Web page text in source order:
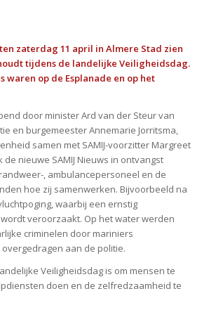
zaterdag 11 april in Almere Stad zien
tijdens de landelijke Veiligheidsdag.
waren op de Esplanade en op het
door minister Ard van der Steur van
en burgemeester Annemarie Jorritsma,
samen met SAMIJ-voorzitter Margreet
nieuwe SAMIJ Nieuws in ontvangst
, ambulancepersoneel en de
hoe zij samenwerken. Bijvoorbeeld na
waarbij een ernstig
veroorzaakt. Op het water werden
criminelen door mariniers
aan de politie.
Veiligheidsdag is om mensen te
doen en de zelfredzaamheid te